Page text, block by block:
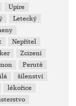
Upíre
Letecký
Nepřítel
Zcizení
Perutě
šílenství
lékořice